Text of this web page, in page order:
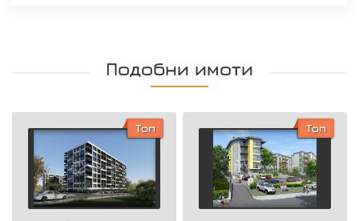
Подобни имоти
Топ Топ